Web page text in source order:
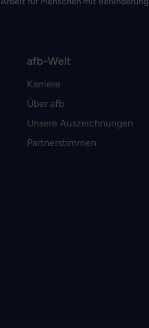
afb-Welt
Karriere
Über afb
Unsere Auszeichnungen
Partnerstimmen